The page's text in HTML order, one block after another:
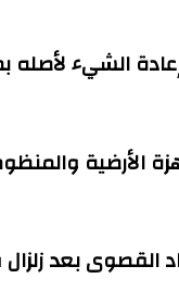
الشيء لأصله
الأرضية
بعد زلزال